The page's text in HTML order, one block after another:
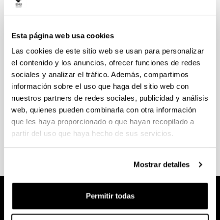
Esta página web usa cookies
Las cookies de este sitio web se usan para personalizar
el contenido y los anuncios, ofrecer funciones de redes
sociales y analizar el tráfico. Además, compartimos
información sobre el uso que haga del sitio web con
nuestros partners de redes sociales, publicidad y análisis
web, quienes pueden combinarla con otra información
que les haya proporcionado o que hayan recopilado a
partir del uso que haya hecho de sus servicios.
Mostrar detalles
Permitir todas
Máster propio en Ilustración Científica
Máster propio: Prácticas Artísticas y
Estudios Culturales: Cuerpo, Afectos,
Territorio